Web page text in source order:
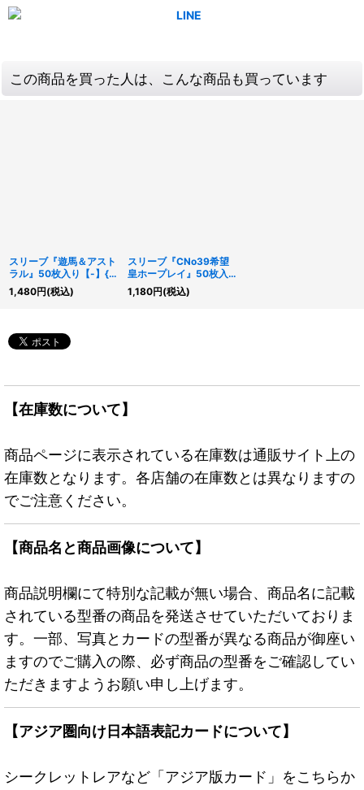
この商品を買った人は、こんな商品も買っています
スリーブ『遊馬＆アスト
ラル』50枚入り【-】{-}
《スリーブ》
1,480円(税込)
スリーブ『CNo39希望
皇ホープレイ』50枚入
り【-】{-}《スリーブ》
1,180円(税込)
【在庫数について】
商品ページに表示されている在庫数は通販サイト上の
在庫数となります。各店舗の在庫数とは異なりますの
でご注意ください。
【商品名と商品画像について】
商品説明欄にて特別な記載が無い場合、商品名に記載
されている型番の商品を発送させていただいておりま
す。一部、写真とカードの型番が異なる商品が御座い
ますのでご購入の際、必ず商品の型番をご確認してい
ただきますようお願い申し上げます。
【アジア圏向け日本語表記カードについて】
シークレットレアなど「アジア版カード」をこちらか